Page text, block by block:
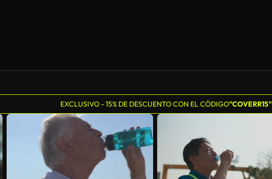
EXCLUSIVO - 15% DE DESCUENTO CON EL CÓDIGO"COVERR15"